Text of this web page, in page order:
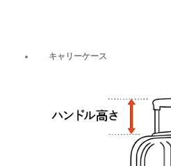
キャリーケース